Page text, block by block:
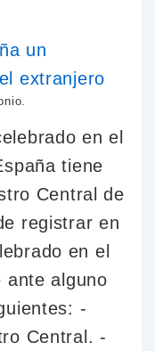
en el
tiene
Central de
registrar en
en el
ante alguno
-
Central. -